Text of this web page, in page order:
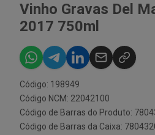
Vinho Gravas Del
2017 750ml
Código: 198949
Código NCM: 22042100
Código de Barras do Produto:
Código de Barras da Caixa: